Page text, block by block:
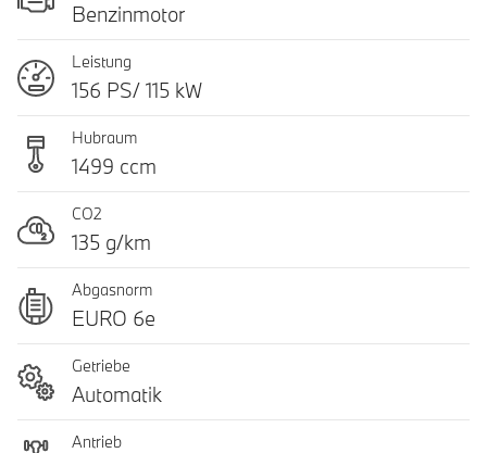
Benzinmotor
Leistung
156 PS/ 115 kW
Hubraum
1499 ccm
CO2
135 g/km
Abgasnorm
EURO 6e
Getriebe
Automatik
Antrieb